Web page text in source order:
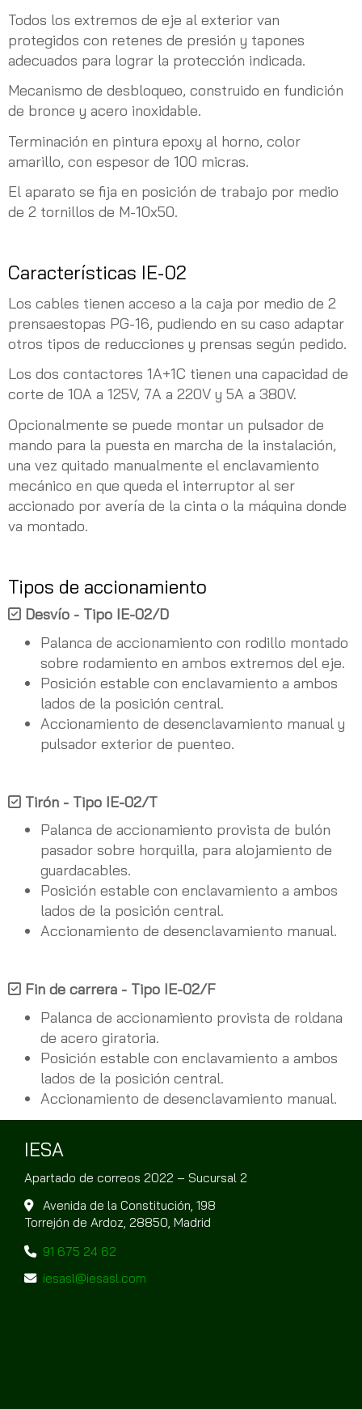
Todos los extremos de eje al exterior van
protegidos con retenes de presión y tapones
adecuados para lograr la protección indicada.
Mecanismo de desbloqueo, construido en fundición
de bronce y acero inoxidable.
Terminación en pintura epoxy al horno, color
amarillo, con espesor de 100 micras.
El aparato se fija en posición de trabajo por medio
de 2 tornillos de M-10x50.
Características IE-02
Los cables tienen acceso a la caja por medio de 2
prensaestopas PG-16, pudiendo en su caso adaptar
otros tipos de reducciones y prensas según pedido.
Los dos contactores 1A+1C tienen una capacidad de
corte de 10A a 125V, 7A a 220V y 5A a 380V.
Opcionalmente se puede montar un pulsador de
mando para la puesta en marcha de la instalación,
una vez quitado manualmente el enclavamiento
mecánico en que queda el interruptor al ser
accionado por avería de la cinta o la máquina donde
va montado.
Tipos de accionamiento
Desvío - Tipo IE-02/D
Palanca de accionamiento con rodillo montado
sobre rodamiento en ambos extremos del eje.
Posición estable con enclavamiento a ambos
lados de la posición central.
Accionamiento de desenclavamiento manual y
pulsador exterior de puenteo.
Tirón - Tipo IE-02/T
Palanca de accionamiento provista de bulón
pasador sobre horquilla, para alojamiento de
guardacables.
Posición estable con enclavamiento a ambos
lados de la posición central.
Accionamiento de desenclavamiento manual.
Fin de carrera - Tipo IE-02/F
Palanca de accionamiento provista de roldana
de acero giratoria.
Posición estable con enclavamiento a ambos
lados de la posición central.
Accionamiento de desenclavamiento manual.
IESA
Apartado de correos 2022 – Sucursal 2
Avenida de la Constitución, 198
Torrejón de Ardoz, 28850, Madrid
91 675 24 62
iesasl
iesasl.com